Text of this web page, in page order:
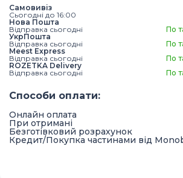
Самовивіз
Сьогодні до 16:00
Нова Пошта
Відправка сьогодні
По
УкрПошта
Відправка сьогодні
По
Meest Express
Відправка сьогодні
По
ROZETKA Delivery
Відправка сьогодні
По
Способи оплати:
Онлайн оплата
При отримані
Безготівковий розрахунок
Кредит/Покупка частинами від